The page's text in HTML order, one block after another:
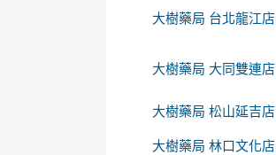
大樹藥局 台北龍江店
大樹藥局 大同雙連店
大樹藥局 松山延吉店
大樹藥局 林口文化店